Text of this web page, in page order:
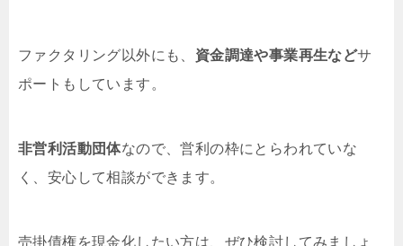
ファクタリング以外にも、 資金調達や事業再生などサ
ポートもしています。
非営利活動団体なので、営利の枠にとらわれていな
く、安心して相談ができます。
売掛債権を現金化したい方は、ぜひ検討してみましょ